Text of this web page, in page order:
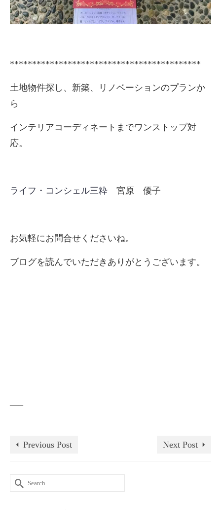
*******************************************
土地物件探し、新築、リノベーションのプランか
ら
インテリアコーディネートまでワンストップ対
応。
ライフ・コンシェル三粋 宮原 優子
お気軽にお問合せくださいね。
ブログを読んでいただきありがとうございます。
—–
Previous Post Next Post
Search